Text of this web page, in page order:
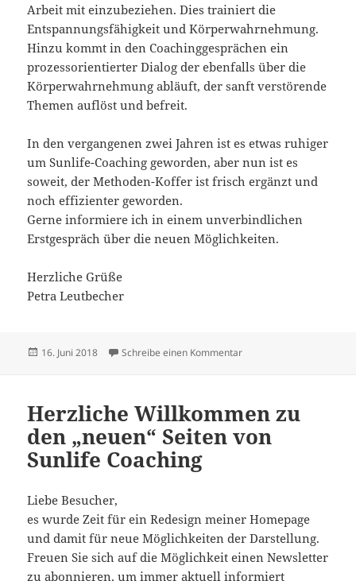
Arbeit mit einzubeziehen. Dies trainiert die
Entspannungsfähigkeit und Körperwahrnehmung.
Hinzu kommt in den Coachinggesprächen ein
prozessorientierter Dialog der ebenfalls über die
Körperwahrnehmung abläuft, der sanft verstörende
Themen auflöst und befreit.
In den vergangenen zwei Jahren ist es etwas ruhiger
um Sunlife-Coaching geworden, aber nun ist es
soweit, der Methoden-Koffer ist frisch ergänzt und
noch effizienter geworden.
Gerne informiere ich in einem unverbindlichen
Erstgespräch über die neuen Möglichkeiten.
Herzliche Grüße
Petra Leutbecher
Veröffentlicht
16. Juni 2018 Schreibe einen Kommentarzu Coaching & Cranio-
Herzliche Willkommen zu
den „neuen“ Seiten von
Sunlife Coaching
Liebe Besucher,
es wurde Zeit für ein Redesign meiner Homepage
und damit für neue Möglichkeiten der Darstellung.
Freuen Sie sich auf die Möglichkeit einen Newsletter
zu abonnieren, um immer aktuell informiert